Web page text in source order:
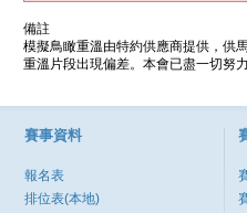
備註
模擬鳥瞰重溫由特約供應商提供，供
重溫片段出現偏差。本會已盡一切努
賽事資料
報名表
排位表(本地)